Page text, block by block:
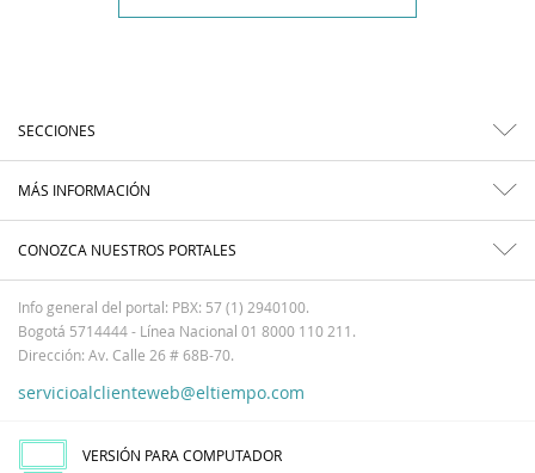
SECCIONES
MÁS INFORMACIÓN
CONOZCA NUESTROS PORTALES
Info general del portal: PBX: 57 (1) 2940100.
Bogotá 5714444 - Línea Nacional 01 8000 110 211.
Dirección: Av. Calle 26 # 68B-70.
servicioalclienteweb@eltiempo.com
VERSIÓN PARA COMPUTADOR